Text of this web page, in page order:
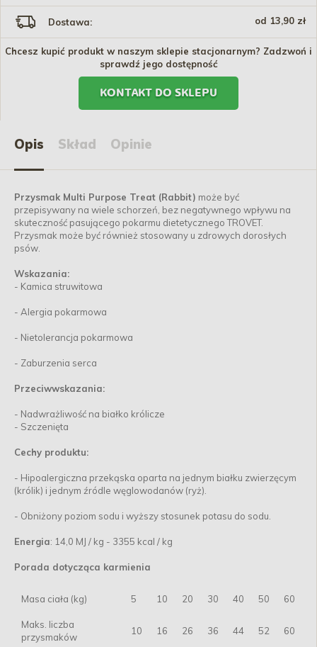
Dostawa: od 13,90 zł
Chcesz kupić produkt w naszym sklepie stacjonarnym? Zadzwoń i
sprawdź jego dostępność
KONTAKT DO SKLEPU
Opis Skład Opinie
Przysmak Multi Purpose Treat (Rabbit) może być
przepisywany na wiele schorzeń, bez negatywnego wpływu na
skuteczność pasującego pokarmu dietetycznego TROVET.
Przysmak może być również stosowany u zdrowych dorosłych
psów.
Wskazania:
- Kamica struwitowa
- Alergia pokarmowa
- Nietolerancja pokarmowa
- Zaburzenia serca
Przeciwwskazania:
- Nadwrażliwość na białko królicze
- Szczenięta
Cechy produktu:
- Hipoalergiczna przekąska oparta na jednym białku zwierzęcym
(królik) i jednym źródle węglowodanów (ryż).
- Obniżony poziom sodu i wyższy stosunek potasu do sodu.
Energia: 14,0 MJ / kg - 3355 kcal / kg
Porada dotycząca karmienia
Masa ciała (kg) 5 10 20 30 40 50 60
Maks. liczba
przysmaków
10 16 26 36 44 52 60